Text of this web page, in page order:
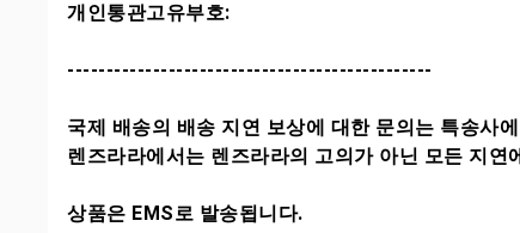
개인통관고유부호:
-----------------------------------------------
국제 배송의 배송 지연 보상에 대한 문의는 특송사
렌즈라라에서는 렌즈라라의 고의가 아닌 모든 지
상품은 EMS로 발송됩니다.